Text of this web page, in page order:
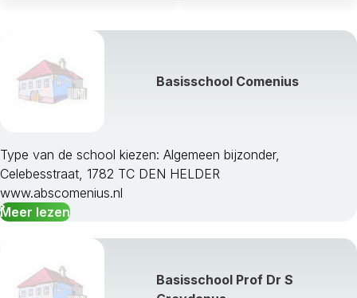
Basisschool Comenius
Type van de school kiezen: Algemeen bijzonder,
Celebesstraat, 1782 TC DEN HELDER
www.abscomenius.nl
Meer lezen
Basisschool Prof Dr S